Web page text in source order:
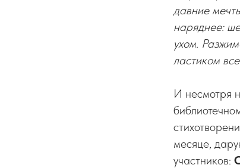
давние
наряднее:
ухом.
ластиком
И несмотря
месяце,
участников: